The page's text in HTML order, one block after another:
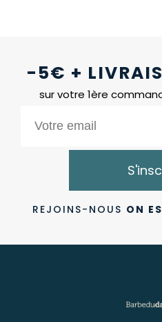
-5€ +
sur votre 1ère
REJOINS-NOUS ON